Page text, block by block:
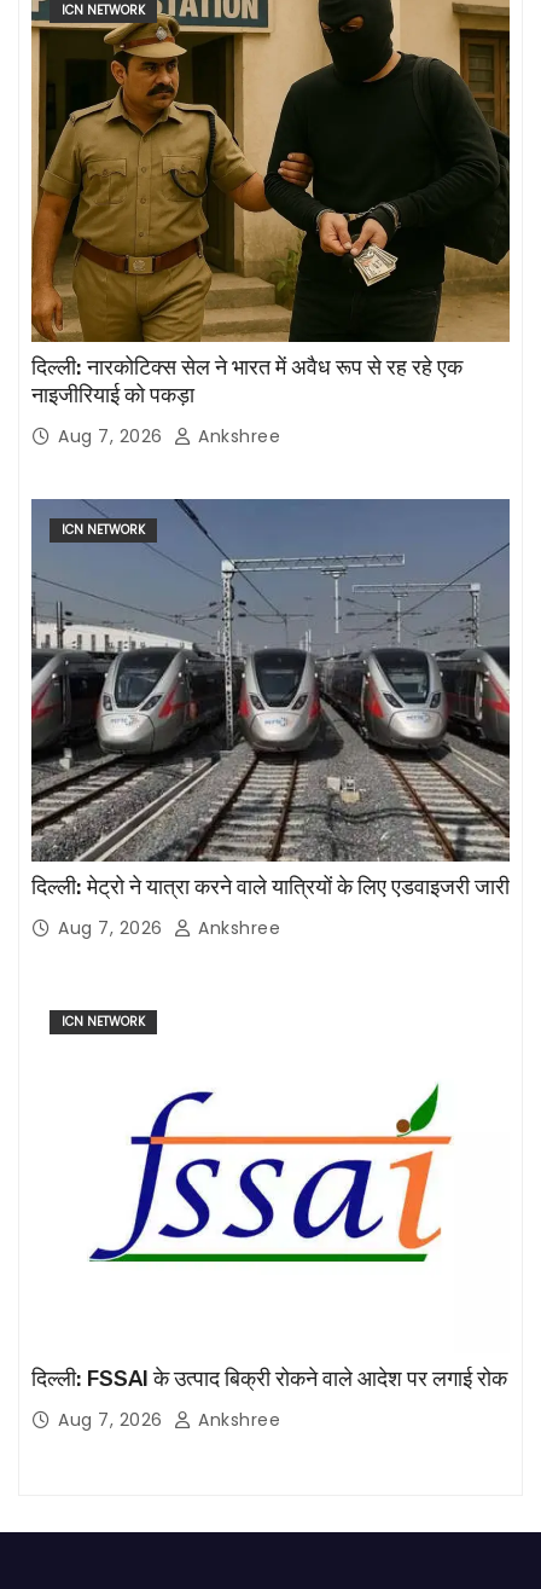
ICN NETWORK
दिल्ली: नारकोटिक्स सेल ने भारत में अवैध रूप से रह रहे एक
नाइजीरियाई को पकड़ा
Aug 7, 2026 Ankshree
ICN NETWORK
दिल्ली: मेट्रो ने यात्रा करने वाले यात्रियों के लिए एडवाइजरी जारी
Aug 7, 2026 Ankshree
ICN NETWORK
दिल्ली: FSSAI के उत्पाद बिक्री रोकने वाले आदेश पर लगाई रोक
Aug 7, 2026 Ankshree